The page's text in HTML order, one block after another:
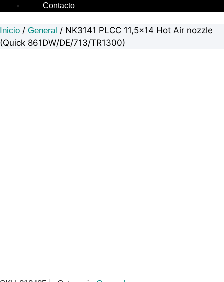
Contacto
Inicio / General / NK3141 PLCC 11,5×14 Hot Air nozzle
(Quick 861DW/DE/713/TR1300)